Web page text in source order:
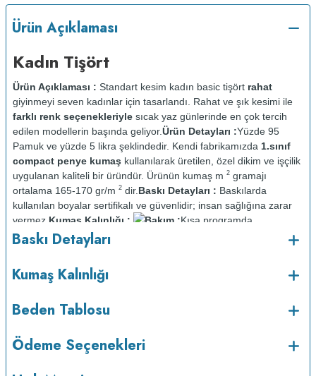
Ürün Açıklaması
Kadın Tişört
Ürün Açıklaması : Standart kesim kadın basic tişört rahat
giyinmeyi seven kadınlar için tasarlandı. Rahat ve şık kesimi ile
farklı renk seçenekleriyle sıcak yaz günlerinde en çok tercih
edilen modellerin başında geliyor.Ürün Detayları :Yüzde 95
Pamuk ve yüzde 5 likra şeklindedir. Kendi fabrikamızda 1.sınıf
compact penye kumaş kullanılarak üretilen, özel dikim ve işçilik
uygulanan kaliteli bir üründür. Ürünün kumaş m 2 gramajı
ortalama 165-170 gr/m 2 dir. Baskı Detayları : Baskılarda
kullanılan boyalar sertifikalı ve güvenlidir; insan sağlığına zarar
vermez. Kumaş Kalınlığı : Bakım :Kısa programda
maksimum 30 C sıcaklıkta ve tersten yıkanır.
Kurutma makinesinde kurutulmaz. Orta ısıda ve tersten
Baskı Detayları
Kumaş Kalınlığı
Beden Tablosu
Ödeme Seçenekleri